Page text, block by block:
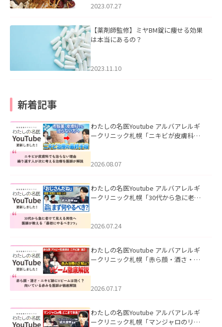
2023.07.27
【薬剤師監修】ミヤBM錠に痩せる効果
は本当にあるの？
2023.11.10
新着記事
わたしの名医Youtube アルバアレルギ
ークリニック札幌「ニキビが皮膚科で
ました。
2026.08.07
わたしの名医Youtube アルバアレルギ
ークリニック札幌「30代から急に老け
た。
2026.07.24
わたしの名医Youtube アルバアレルギ
ークリニック札幌「赤ら顔・酒さ・ニ
した。
2026.07.17
わたしの名医Youtube アルバアレルギ
ークリニック札幌「マンジャロのリア